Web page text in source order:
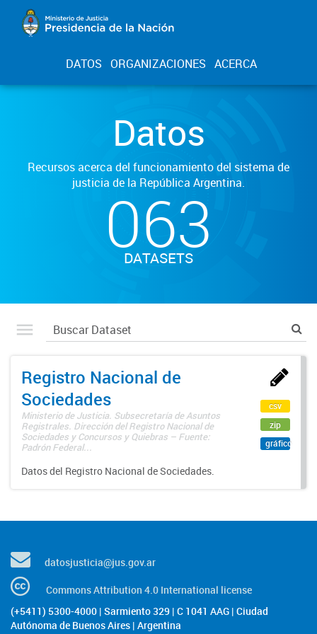
DATOS ORGANIZACIONES ACERCA
Datos
Recursos acerca del funcionamiento del sistema de
justicia de la República Argentina.
063
DATASETS
Registro Nacional de
Sociedades
Ministerio de Justicia. Subsecretaría de Asuntos
Registrales. Dirección del Registro Nacional de
Sociedades y Concursos y Quiebras – Fuente:
Padrón Federal...
Datos del Registro Nacional de Sociedades.
csv
zip
gráfico
datosjusticia@jus.gov.ar
Commons Attribution 4.0 International license
(+5411) 5300-4000 | Sarmiento 329 | C 1041 AAG | Ciudad
Autónoma de Buenos Aires | Argentina